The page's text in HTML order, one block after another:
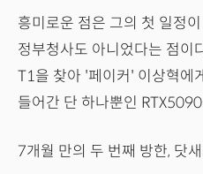
흥미로운 점은 그의 첫 일정
정부청사도 아니었다는 점이
T1을 찾아 '페이커' 이상혁에
들어간 단 하나뿐인
7개월 만의 두 번째 방한, 닷